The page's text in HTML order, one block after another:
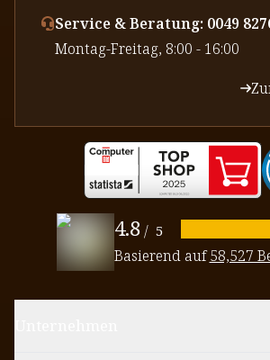
Service & Beratung: 0049
⁠Montag-Freitag, 8:00 - 16:00
4.8 / 5
Basierend auf58,527